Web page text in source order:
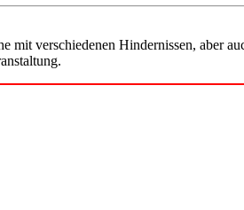
verschiedenen Hindernissen, aber